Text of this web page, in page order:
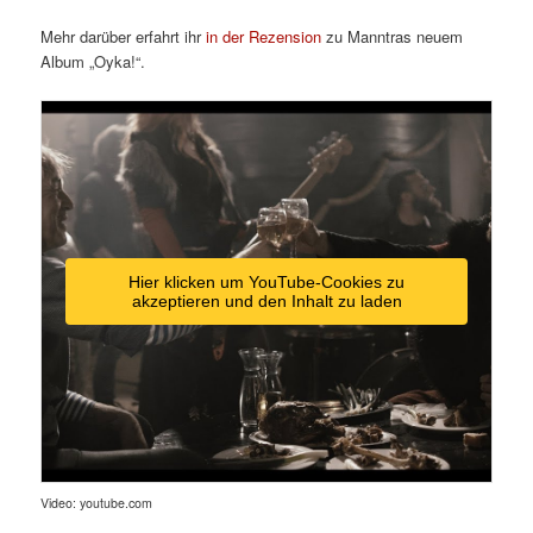
Mehr darüber erfahrt ihrin der Rezension zu Manntras neuem
Album „Oyka!“.
Hier klicken um YouTube-Cookies zu
akzeptieren und den Inhalt zu laden
Video: youtube.com